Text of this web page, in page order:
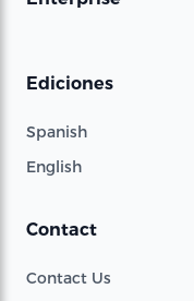
Ediciones
Spanish
English
Contact
Contact Us